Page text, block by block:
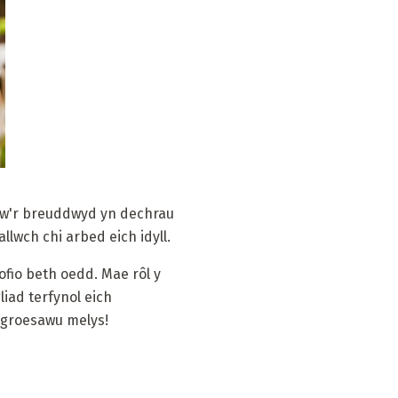
breuddwyd yn dechrau
chi arbed eich idyll.
beth oedd. Mae rôl y
terfynol eich
melys!